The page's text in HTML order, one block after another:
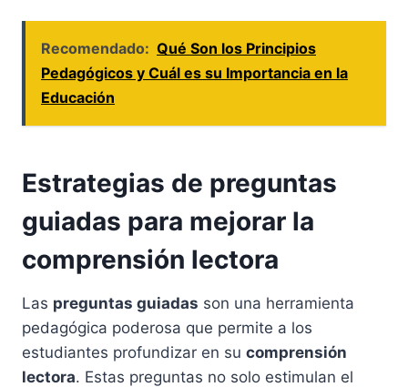
Recomendado: Qué Son los Principios
Pedagógicos y Cuál es su Importancia en la
Educación
Estrategias de preguntas
guiadas para mejorar la
comprensión lectora
Las preguntas guiadas son una herramienta
pedagógica poderosa que permite a los
estudiantes profundizar en su comprensión
lectora. Estas preguntas no solo estimulan el